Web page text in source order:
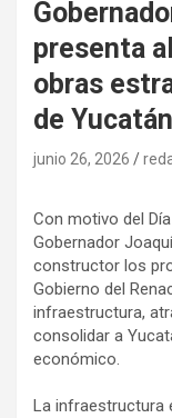
presenta
obras
de Yucatán
junio 26, 2026
Con motivo del
Gobernador
constructor los
Gobierno del
infraestructura,
consolidar a
económico.
La infraestructura